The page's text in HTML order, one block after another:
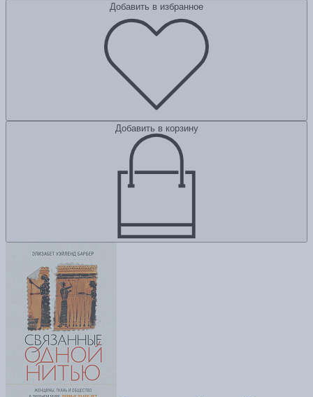
Добавить в избранное
Добавить в корзину